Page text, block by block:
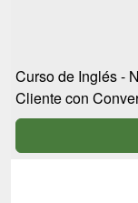
Curso de Inglés -
Cliente con